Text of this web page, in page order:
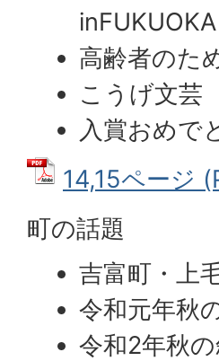
高齢者のた
こうげ文芸
入賞おめで
14,15ページ
町の話題
吉富町・上
令和元年秋
令和2年秋